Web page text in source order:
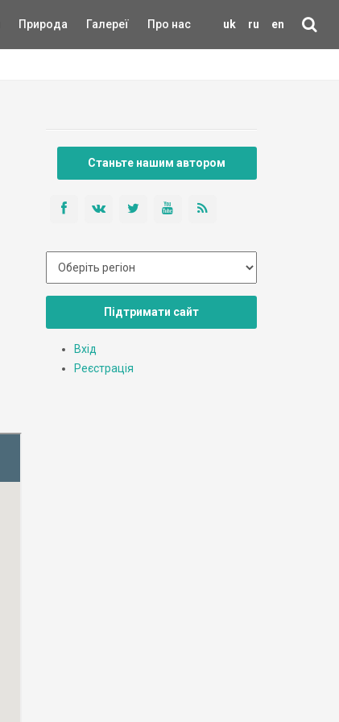
uk ru en
Природа Галереї Про нас
Станьте нашим автором
Підтримати сайт
Вхід
Реєстрація